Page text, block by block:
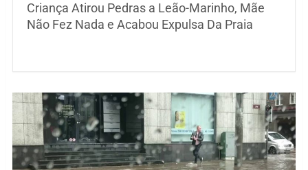
Criança Atirou Pedras a Leão-Marinho, Mãe
Não Fez Nada e Acabou Expulsa Da Praia